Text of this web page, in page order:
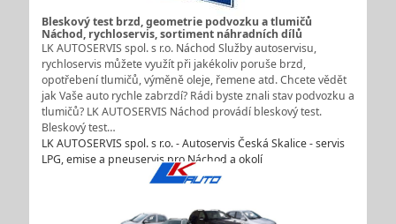
Bleskový test brzd, geometrie podvozku a tlumičů
Náchod, rychloservis, sortiment náhradních dílů
LK AUTOSERVIS spol. s r.o. Náchod Služby autoservisu,
rychloservis můžete využít při jakékoliv poruše brzd,
opotřebení tlumičů, výměně oleje, řemene atd. Chcete vědět
jak Vaše auto rychle zabrzdí? Rádi byste znali stav podvozku a
tlumičů? LK AUTOSERVIS Náchod provádí bleskový test.
Bleskový test…
LK AUTOSERVIS spol. s r.o. - Autoservis Česká Skalice - servis
LPG, emise a pneuservis pro Náchod a okolí